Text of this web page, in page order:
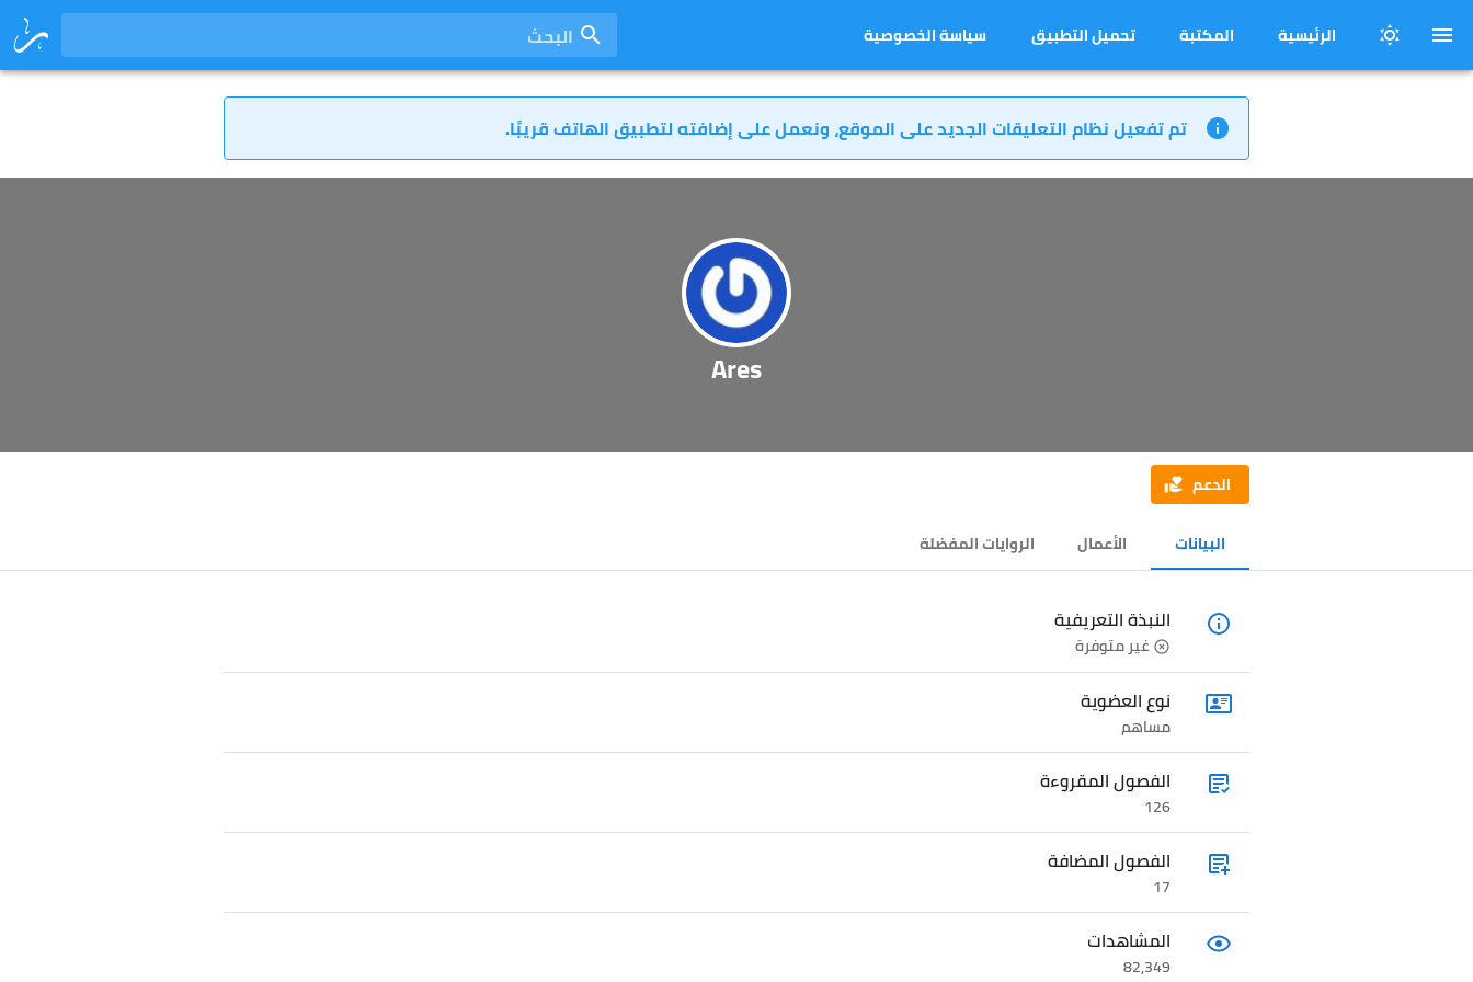
الرئيسية المكتبة تحميل التطبيق سياسة الخصوصية البحث
تم تفعيل نظام التعليقات الجديد على الموقع، ونعمل على إضافته لتطبيق الهاتف قريبًا.
Ares
الدعم
البيانات الأعمال الروايات المفضلة
النبذة التعريفية
غير متوفرة
نوع العضوية
مساهم
الفصول المقروءة
126
الفصول المضافة
17
المشاهدات
82,349